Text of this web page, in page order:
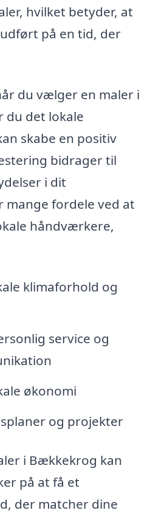
hvilket betyder, at
på en tid, der
du vælger en maler i
det lokale
skabe en positiv
bidrager til
i dit
fordele ved at
håndværkere,
klimaforhold og
service og
økonomi
og projekter
i Bækkekrog kan
på at få et
der matcher dine